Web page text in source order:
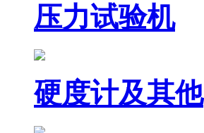
压力试验机
硬度计及其他